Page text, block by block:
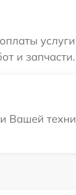
оплаты
и запчасти.
Вашей